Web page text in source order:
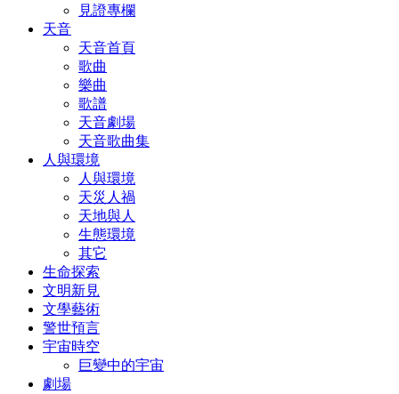
見證專欄
天音
天音首頁
歌曲
樂曲
歌譜
天音劇場
天音歌曲集
人與環境
人與環境
天災人禍
天地與人
生態環境
其它
生命探索
文明新見
文學藝術
警世預言
宇宙時空
巨變中的宇宙
劇場